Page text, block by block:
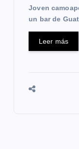
Joven
un bar de
Leer más